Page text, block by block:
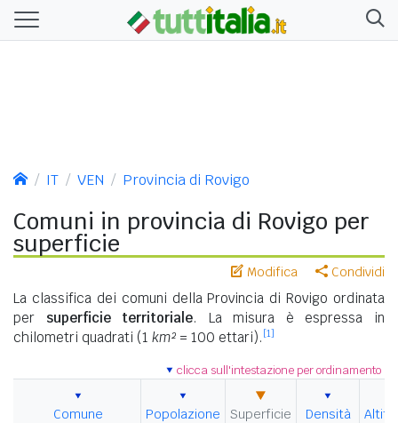
IT VEN Provincia di Rovigo
Comuni in provincia di Rovigo per
superficie
Modifica Condividi
La classifica dei comuni della Provincia di Rovigo ordinata
per superficie territoriale. La misura è espressa in
chilometri quadrati (1 km² = 100 ettari). [1]
clicca sull'intestazione per ordinamento
Comune Popolazione Superficie Densità